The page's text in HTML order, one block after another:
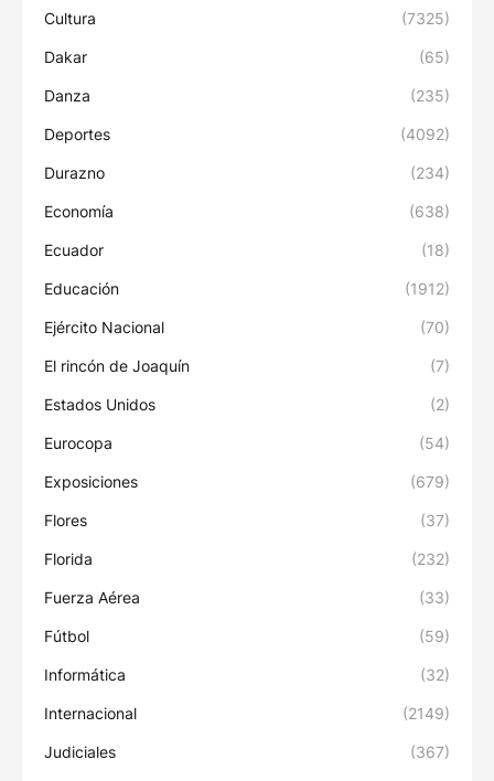
Cultura (7325)
Dakar (65)
Danza (235)
Deportes (4092)
Durazno (234)
Economía (638)
Ecuador (18)
Educación (1912)
Ejército Nacional (70)
El rincón de Joaquín (7)
Estados Unidos (2)
Eurocopa (54)
Exposiciones (679)
Flores (37)
Florida (232)
Fuerza Aérea (33)
Fútbol (59)
Informática (32)
Internacional (2149)
Judiciales (367)